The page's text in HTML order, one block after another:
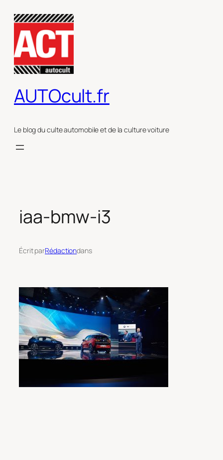
contenu
AUTOcult.fr
Le blog du culte automobile et de la culture voiture
iaa-bmw-i3
Écrit parRédactiondans